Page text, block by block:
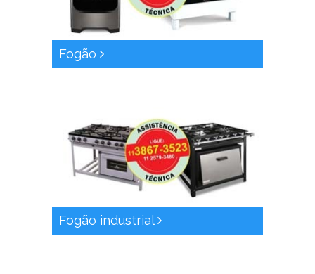
Fogão
Fogão industrial